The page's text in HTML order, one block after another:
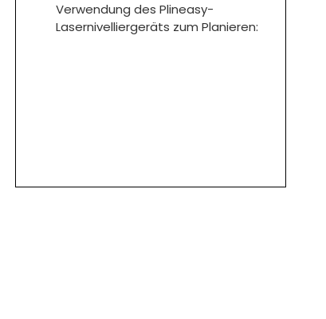
Verwendung des Plineasy-
Lasernivelliergeräts zum Planieren: